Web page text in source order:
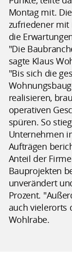
Montag mit.
zufriedener mit
die
"Die
sagte Klaus
"Bis sich die
realisieren,
operativen
spüren. So
Unternehmen
Aufträgen
Anteil der
Bauprojekten
unverändert
Prozent.
auch vielerorts
Wohlrabe.